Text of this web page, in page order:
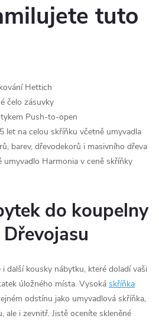
tuto
Hettich
čelo zásuvky
Push-to-open
let na celou skříňku včetně umyvadla
barev, dřevodekorů i masivního dřeva
umyvadlo Harmonia v ceně skříňky
do koupelny
další kousky nábytku, které doladí vaši
úložného místa. Vysoká skříňka
odstínu jako umyvadlová skříňka,
ale i zevnitř. Jistě oceníte skleněné